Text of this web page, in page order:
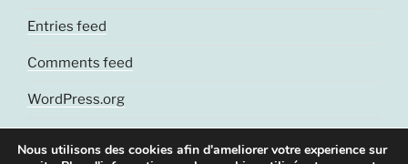
Entries feed
Comments feed
WordPress.org
Nous utilisons des cookies afin d'ameliorer votre experience sur